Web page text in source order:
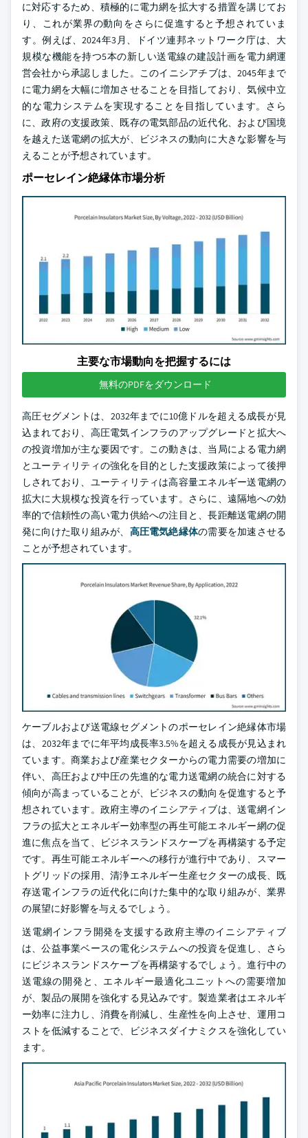
に対応するため、積極的に電力網を拡大する措置を講じてお
り、これが業界の動向をさらに促進すると予想されていま
す。例えば、2024年3月、ドイツ連邦ネットワーク庁は、大
規模な機能を持つ5本の新しい送電線の建設計画を電力網運
営会社から承認しました。このイニシアチブは、2045年まで
に電力網を大幅に増加させることを目指しており、気候中立
的な電力システムを実現することを目指しています。さら
に、政府の支援政策、既存の電気部品の近代化、および国境
を越えた送電網の拡大が、ビジネスの動向に大きな影響を与
えることが予想されています。
ポーセレイン絶縁体市場分析
主要な市場動向を把握するには
無料のPDFをダウンロード
高圧セグメントは、2032年までに10億ドルを超える成長が見
込まれており、高圧電気インフラのアップグレードと拡大へ
の投資増加が主な要因です。この動きは、当局による電力網
とユーティリティの強化を目的とした支援政策によって後押
しされており、ユーティリティは高容量エネルギー送電網の
拡大に大規模な投資を行っています。さらに、遠隔地への効
率的で信頼性の高い電力供給への注目と、長距離送電網の開
発に向けた取り組みが、 高圧電気絶縁体の需要を加速させる
ことが予想されています。
ケーブルおよび送電線セグメントのポーセレイン絶縁体市場
は、2032年までに年平均成長率3.5%を超える成長が見込まれ
ています。商業および産業セクターからの電力需要の増加に
伴い、高圧および中圧の先進的な電力送電網の統合に対する
傾向が高まっていることが、ビジネスの動向を促進すると予
想されています。政府主導のイニシアティブは、送電網イン
フラの拡大とエネルギー効率型の再生可能エネルギー網の促
進に焦点を当て、ビジネスランドスケープを再構築する予定
です。再生可能エネルギーへの移行が進行中であり、スマー
トグリッドの採用、清浄エネルギー生産セクターの成長、既
存送電インフラの近代化に向けた集中的な取り組みが、業界
の展望に好影響を与えるでしょう。
送電網インフラ開発を支援する政府主導のイニシアティブ
は、公益事業ベースの電化システムへの投資を促進し、さら
にビジネスランドスケープを再構築するでしょう。進行中の
送電線の開発と、エネルギー最適化ユニットへの需要増加
が、製品の展開を強化する見込みです。製造業者はエネルギ
ー効率に注力し、消費を削減し、生産性を向上させ、運用コ
ストを低減することで、ビジネスダイナミクスを強化してい
ます。